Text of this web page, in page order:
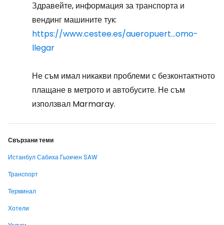
Здравейте, информация за транспорта и
вендинг машините тук:
https://www.cestee.es/aueropuert...omo-
llegar
Не съм имал никакви проблеми с безконтактното
плащане в метрото и автобусите. Не съм
използвал Marmaray.
Свързани теми
Истанбул Сабиха Гьокчен SAW
Транспорт
Терминал
Хотели